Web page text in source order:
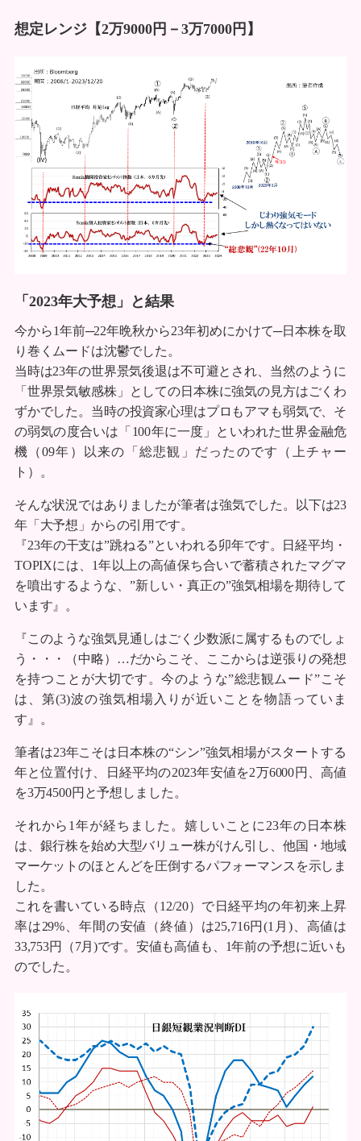
想定レンジ【2万9000円－3万7000円】
「2023年大予想」と結果
今から1年前─22年晩秋から23年初めにかけて─日本株を取
り巻くムードは沈鬱でした。
当時は23年の世界景気後退は不可避とされ、当然のように
「世界景気敏感株」としての日本株に強気の見方はごくわ
ずかでした。当時の投資家心理はプロもアマも弱気で、そ
の弱気の度合いは「100年に一度」といわれた世界金融危
機（09年）以来の「総悲観」だったのです（上チャー
ト）。
そんな状況ではありましたが筆者は強気でした。以下は23
年「大予想」からの引用です。
『23年の干支は”跳ねる”といわれる卯年です。日経平均・
TOPIXには、1年以上の高値保ち合いで蓄積されたマグマ
を噴出するような、”新しい・真正の”強気相場を期待して
います』。
『このような強気見通しはごく少数派に属するものでしょ
う・・・（中略）…だからこそ、ここからは逆張りの発想
を持つことが大切です。今のような”総悲観ムード”こそ
は、第(3)波の強気相場入りが近いことを物語っていま
す』。
筆者は23年こそは日本株の“シン”強気相場がスタートする
年と位置付け、日経平均の2023年安値を2万6000円、高値
を3万4500円と予想しました。
それから1年が経ちました。嬉しいことに23年の日本株
は、銀行株を始め大型バリュー株がけん引し、他国・地域
マーケットのほとんどを圧倒するパフォーマンスを示しま
した。
これを書いている時点（12/20）で日経平均の年初来上昇
率は29%、年間の安値（終値）は25,716円(1月)、高値は
33,753円（7月)です。安値も高値も、1年前の予想に近いも
のでした。